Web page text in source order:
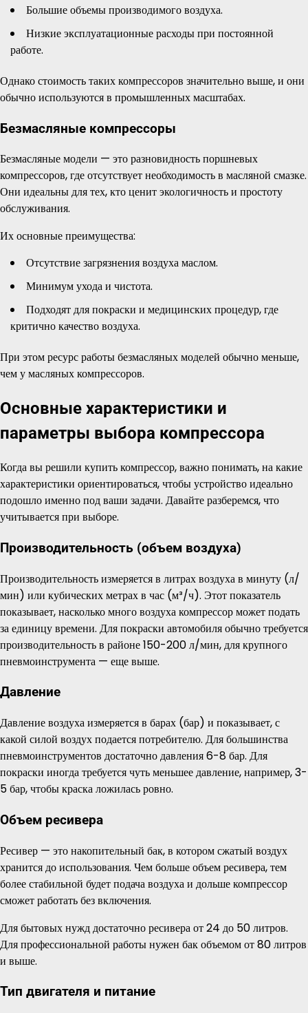
Большие объемы производимого воздуха.
Низкие эксплуатационные расходы при постоянной
работе.
Однако стоимость таких компрессоров значительно выше, и они
обычно используются в промышленных масштабах.
Безмасляные компрессоры
Безмасляные модели — это разновидность поршневых
компрессоров, где отсутствует необходимость в масляной смазке.
Они идеальны для тех, кто ценит экологичность и простоту
обслуживания.
Их основные преимущества:
Отсутствие загрязнения воздуха маслом.
Минимум ухода и чистота.
Подходят для покраски и медицинских процедур, где
критично качество воздуха.
При этом ресурс работы безмасляных моделей обычно меньше,
чем у масляных компрессоров.
Основные характеристики и
параметры выбора компрессора
Когда вы решили купить компрессор, важно понимать, на какие
характеристики ориентироваться, чтобы устройство идеально
подошло именно под ваши задачи. Давайте разберемся, что
учитывается при выборе.
Производительность (объем воздуха)
Производительность измеряется в литрах воздуха в минуту (л/
мин) или кубических метрах в час (м³/ч). Этот показатель
показывает, насколько много воздуха компрессор может подать
за единицу времени. Для покраски автомобиля обычно требуется
производительность в районе 150-200 л/мин, для крупного
пневмоинструмента — еще выше.
Давление
Давление воздуха измеряется в барах (бар) и показывает, с
какой силой воздух подается потребителю. Для большинства
пневмоинструментов достаточно давления 6-8 бар. Для
покраски иногда требуется чуть меньшее давление, например, 3-
5 бар, чтобы краска ложилась ровно.
Объем ресивера
Ресивер — это накопительный бак, в котором сжатый воздух
хранится до использования. Чем больше объем ресивера, тем
более стабильной будет подача воздуха и дольше компрессор
сможет работать без включения.
Для бытовых нужд достаточно ресивера от 24 до 50 литров.
Для профессиональной работы нужен бак объемом от 80 литров
и выше.
Тип двигателя и питание